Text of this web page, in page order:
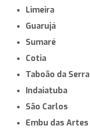
Limeira
Guarujá
Sumaré
Cotia
Taboão da Serra
Indaiatuba
São Carlos
Embu das Artes